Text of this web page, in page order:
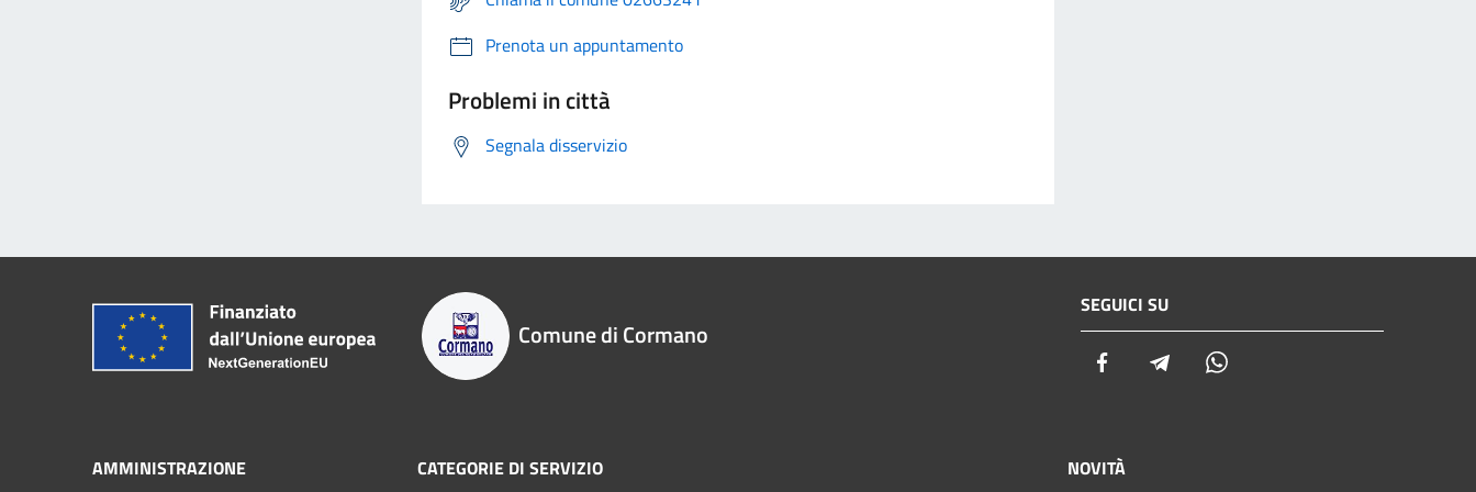
Prenota un appuntamento
Problemi in città
Segnala disservizio
Comune di Cormano
SEGUICI SU
Facebook Telegram
AMMINISTRAZIONE CATEGORIE DI SERVIZIO NOVITÀ